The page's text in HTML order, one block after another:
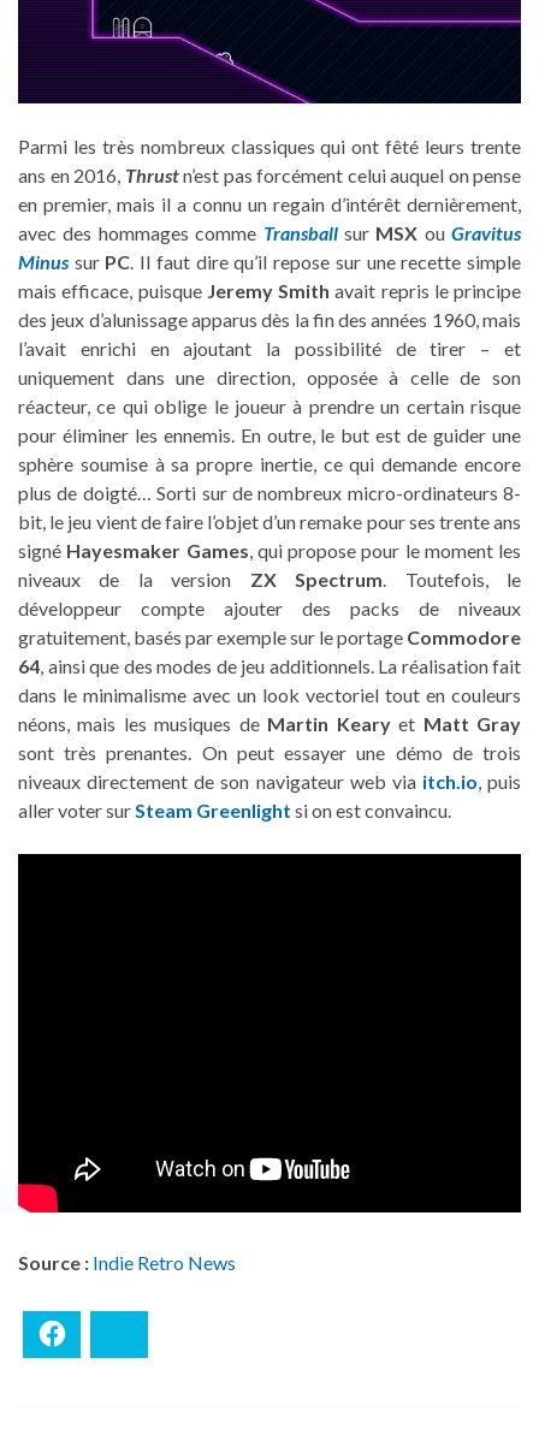
Parmi les très nombreux classiques qui ont fêté leurs trente
ans en 2016, Thrustn’est pas forcément celui auquel on pense
en premier, mais il a connu un regain d’intérêt dernièrement,
avec des hommages comme Transball sur MSX ou Gravitus
Minus sur PC. Il faut dire qu’il repose sur une recette simple
mais efficace, puisque Jeremy Smith avait repris le principe
des jeux d’alunissage apparus dès la fin des années 1960, mais
l’avait enrichi en ajoutant la possibilité de tirer – et
uniquement dans une direction, opposée à celle de son
réacteur, ce qui oblige le joueur à prendre un certain risque
pour éliminer les ennemis. En outre, le but est de guider une
sphère soumise à sa propre inertie, ce qui demande encore
plus de doigté… Sorti sur de nombreux micro-ordinateurs 8-
bit, le jeu vient de faire l’objet d’un remake pour ses trente ans
signé Hayesmaker Games, qui propose pour le moment les
niveaux de la version ZX Spectrum. Toutefois, le
développeur compte ajouter des packs de niveaux
gratuitement, basés par exemple sur le portage Commodore
64, ainsi que des modes de jeu additionnels. La réalisation fait
dans le minimalisme avec un look vectoriel tout en couleurs
néons, mais les musiques de Martin Kearyet Matt Gray
sont très prenantes. On peut essayer une démo de trois
niveaux directement de son navigateur web via itch.io, puis
aller voter surSteam Greenlight si on est convaincu.
Source : Indie Retro News